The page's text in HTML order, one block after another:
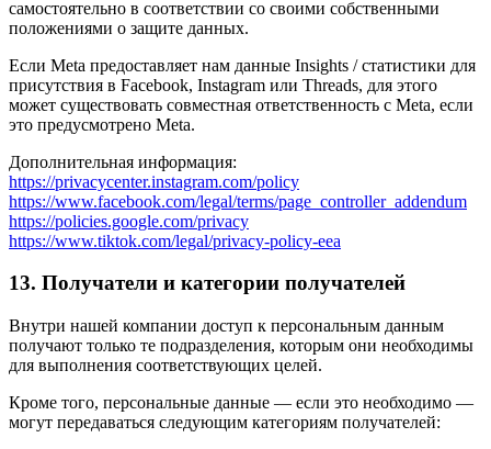
самостоятельно в соответствии со своими собственными
положениями о защите данных.
Если Meta предоставляет нам данные Insights / статистики для
присутствия в Facebook, Instagram или Threads, для этого
может существовать совместная ответственность с Meta, если
это предусмотрено Meta.
Дополнительная информация:
https://privacycenter.instagram.com/policy
https://www.facebook.com/legal/terms/page_controller_addendum
https://policies.google.com/privacy
https://www.tiktok.com/legal/privacy-policy-eea
13. Получатели и категории получателей
Внутри нашей компании доступ к персональным данным
получают только те подразделения, которым они необходимы
для выполнения соответствующих целей.
Кроме того, персональные данные — если это необходимо —
могут передаваться следующим категориям получателей: